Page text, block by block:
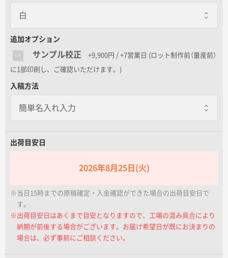
一個あたり+15.00円 / 3日出荷
白
紅白
追加オプション
サンプル校正 +9,900円 / +7営業日 (ロット制作前（量産前）
に1部印刷し、ご確認いただけます。)
入稿方法
出荷目安日
2026年8月25日(火)
※当日15時までの原稿確定・入金確認ができた場合の出荷目安日で
す。
※出荷目安日はあくまで目安となりますので、工場の混み具合により
納期が前後する場合がございます。お届け希望日が既にお決まりの
場合は、必ず事前にご相談ください。